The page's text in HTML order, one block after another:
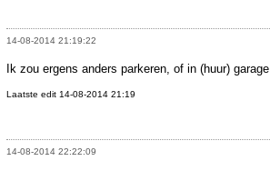
14-08-2014 21:19:22
Ik zou ergens anders parkeren, of in (huur) garage
Laatste edit 14-08-2014 21:19
14-08-2014 22:22:09